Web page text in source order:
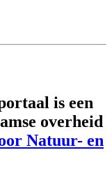
is een
overheid
Natuur- en